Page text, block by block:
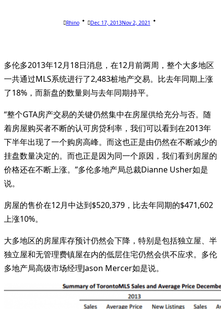
Rhino Dec 17, 2013Nov 2, 2021
多伦多2013年12月18日消息，在12月前两周，整个大多地区
一共通过MLS系统进行了2,483桩地产交易。比去年同期上涨
了18%，而新盘的数量则与去年同期持平。
“整个GTA房产交易的关键仍然集中在房屋供给充分与否。随
着房屋购买者不断的认可房贷利率，我们可以看到在2013年
下半年出现了一个购房高峰。而这也正是由仍然在不断减少的
挂盘数量决定的。而也正是因为同一个原因，我们看到房屋的
价格还在不断上涨。”多伦多地产局总裁Dianne Usher如是
说。
房屋的售价在12月中达到$520,379，比去年同期的$471,602
上涨10%。
大多地区的房屋库存预计仍然会下降，特别是包括独立屋、半
独立屋和无管理费镇屋在内的低层住宅仍然会供不应求。多伦
多地产局高级市场经理Jason Mercer如是说。